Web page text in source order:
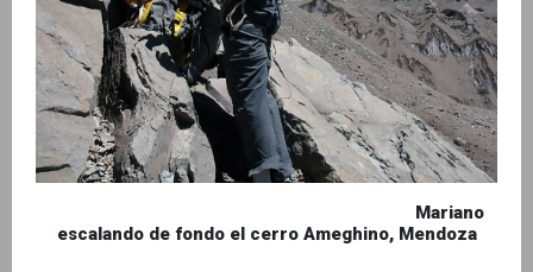
Mariano
escalando de fondo el cerro Ameghino, Mendoza